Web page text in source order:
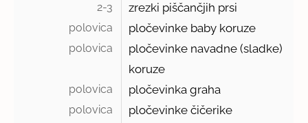
2-3 zrezki piščančjih prsi
polovica pločevinke baby koruze
polovica
pločevinke navadne (sladke)
koruze
polovica pločevinka graha
polovica pločevinke čičerike